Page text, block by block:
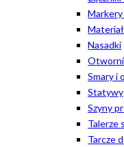
Markery
Nasadki
Smary i
Statywy
Szyny
Talerze
Tarcze